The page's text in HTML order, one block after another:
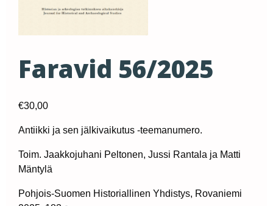
Faravid 56/2025
€30,00
Antiikki ja sen jälkivaikutus -teemanumero.
Toim. Jaakkojuhani Peltonen, Jussi Rantala ja Matti
Mäntylä
Pohjois-Suomen Historiallinen Yhdistys, Rovaniemi